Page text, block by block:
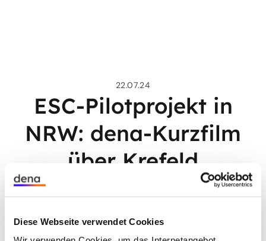
Diese Webseite verwendet Cookies
22.07.24
ESC-Pilotprojekt in
NRW: dena-Kurzfilm
über Krefeld
Die Stadt Krefeld in Nordrhein-Westfalen nimmt in